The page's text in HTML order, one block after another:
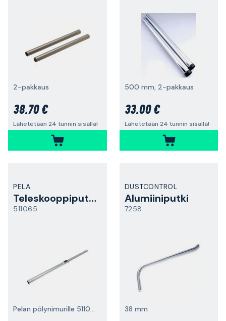
2-pakkaus
38,70 €
Lähetetään 24 tunnin sisällä!
500 mm, 2-pakkaus
33,00 €
Lähetetään 24 tunnin sisällä!
PELA
Teleskooppiputki
511065
Pelan pölynimurille 511060
DUSTCONTROL
Alumiiniputki
7258
38 mm